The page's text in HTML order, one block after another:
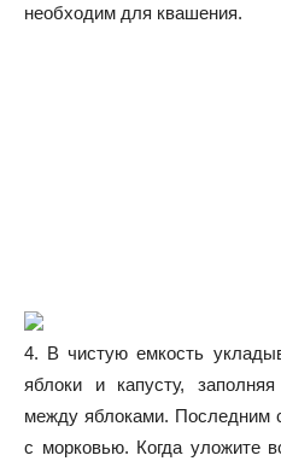
необходим для квашения.
4. В чистую емкость
яблоки и капусту,
между яблоками. Последним
с морковью. Когда уложите